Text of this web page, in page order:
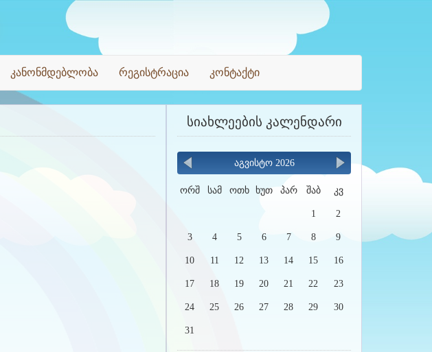
კანონმდებლობა რეგისტრაცია კონტაქტი
სიახლეების კალენდარი
აგვისტო 2026
ორშ სამ ოთხ ხუთ პარ შაბ კვ
1 2
3 4 5 6 7 8 9
10 11 12 13 14 15 16
17 18 19 20 21 22 23
24 25 26 27 28 29 30
31